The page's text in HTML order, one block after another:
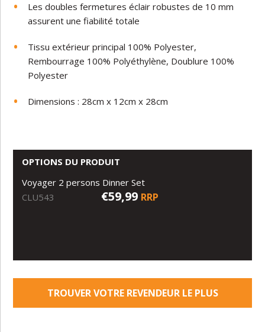
Les doubles fermetures éclair robustes de 10 mm
assurent une fiabilité totale
Tissu extérieur principal 100% Polyester,
Rembourrage 100% Polyéthylène, Doublure 100%
Polyester
Dimensions : 28cm x 12cm x 28cm
OPTIONS DU PRODUIT
Voyager 2 persons Dinner Set
CLU543
€59,99 RRP
TROUVER VOTRE REVENDEUR LE PLUS